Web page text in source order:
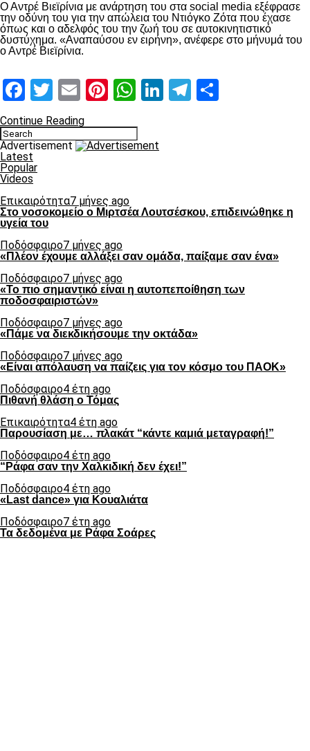
Ο Αντρέ Βιεϊρίνια με ανάρτηση του στα social media εξέφρασε
την οδύνη του για την απώλεια του Ντιόγκο Ζότα που έχασε
όπως και ο αδελφός του την ζωή του σε αυτοκινητιστικό
δυστύχημα. «Αναπαύσου εν ειρήνη», ανέφερε στο μήνυμά του
ο Αντρέ Βιεϊρίνια.
Facebook
Twitter
EmailPinterest
WhatsApp
LinkedIn
Telegram
Continue Reading
Advertisement
Latest
Popular
Videos
Επικαιρότητα7 μήνες ago
Στο νοσοκομείο ο Μιρτσέα Λουτσέσκου, επιδεινώθηκε η
υγεία του
Ποδόσφαιρο7 μήνες ago
«Πλέον έχουμε αλλάξει σαν ομάδα, παίξαμε σαν ένα»
Ποδόσφαιρο7 μήνες ago
«Το πιο σημαντικό είναι η αυτοπεποίθηση των
ποδοσφαιριστών»
Ποδόσφαιρο7 μήνες ago
«Πάμε να διεκδικήσουμε την οκτάδα»
Ποδόσφαιρο7 μήνες ago
«Είναι απόλαυση να παίζεις για τον κόσμο του ΠΑΟΚ»
Ποδόσφαιρο4 έτη ago
Πιθανή θλάση ο Τόμας
Επικαιρότητα4 έτη ago
Παρουσίαση με… πλακάτ “κάντε καμιά μεταγραφή!”
Ποδόσφαιρο4 έτη ago
“Ράφα σαν την Χαλκιδική δεν έχει!”
Ποδόσφαιρο4 έτη ago
«Last dance» για Κουαλιάτα
Ποδόσφαιρο7 έτη ago
Τα δεδομένα με Ράφα Σοάρες